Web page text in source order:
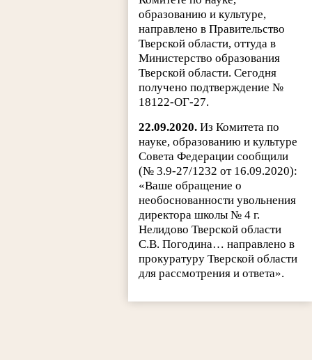
образованию и культуре,
направлено в Правительство
Тверской области, оттуда в
Министерство образования
Тверской области. Сегодня
получено подтверждение №
18122-ОГ-27.
22.09.2020. Из Комитета по
науке, образованию и культуре
Совета Федерации сообщили
(№ 3.9-27/1232 от 16.09.2020):
«Ваше обращение о
необоснованности увольнения
директора школы № 4 г.
Нелидово Тверской области
С.В. Погодина… направлено в
прокуратуру Тверской области
для рассмотрения и ответа».